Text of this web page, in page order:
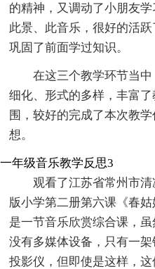
的精神，又调动了小朋友
此景、此音乐，很好的活
巩固了前面学过知识。
在这三个教学环节当
细化、形式的多样，丰富
围，较好的完成了本次教
想。
一年级音乐教学反思3
观看了江苏省常州市
版小学第二册第六课《春
是一节音乐欣赏综合课，
没有多媒体设备，只有一
投影仪，但即使是这样，